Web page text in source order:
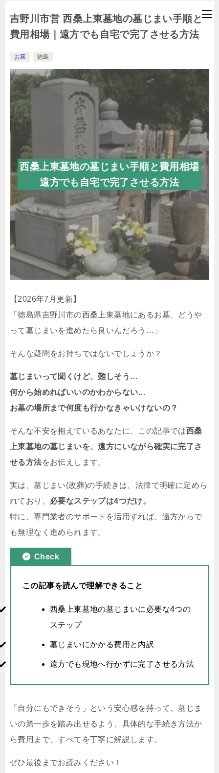
吉野川市営 西桑上東墓地の墓じまい手順と
費用相場｜遠方でも自宅で完了させる方法
お墓 徳島
西桑上東墓地の墓じまい手順と費用相場
遠方でも自宅で完了させる方法
【2026年7月更新】
「徳島県吉野川市の西桑上東墓地にあるお墓、どうや
って墓じまいを進めたら良いんだろう…」
そんな疑問をお持ちではないでしょうか？
墓じまいって聞くけど、難しそう…
何から始めればいいのかわからない…
お墓の場所まで何度も行かなきゃいけないの？
そんな不安を抱えているあなたに、この記事では西桑
上東墓地の墓じまいを、遠方にいながら確実に完了さ
せる方法をお伝えします。
実は、墓じまい(改葬)の手続きは、法律で明確に定めら
れており、 必要なステップは4つだけ。
特に、専門業者のサポートを活用すれば、遠方からで
も無理なく進められます。
Check
この記事を読んで理解できること
西桑上東墓地の墓じまいに必要な4つの
ステップ
墓じまいにかかる費用と内訳
遠方でも現地へ行かずに完了させる方法
「自分にもできそう」という安心感を持って、墓じま
いの第一歩を踏み出せるよう、具体的な手続き方法か
ら費用まで、すべてを丁寧に解説します。
ぜひ最後までお読みください！